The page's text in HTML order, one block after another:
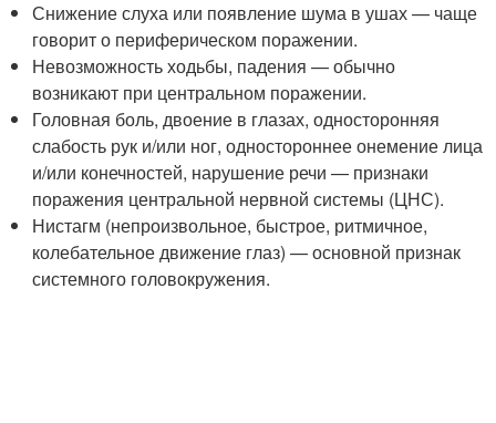
Снижение слуха или появление шума в ушах — чаще
говорит о периферическом поражении.
Невозможность ходьбы, падения — обычно
возникают при центральном поражении.
Головная боль, двоение в глазах, односторонняя
слабость рук и/или ног, одностороннее онемение лица
и/или конечностей, нарушение речи — признаки
поражения центральной нервной системы (ЦНС).
Нистагм (непроизвольное, быстрое, ритмичное,
колебательное движение глаз) — основной признак
системного головокружения.